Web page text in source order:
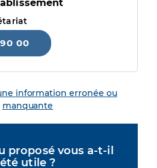
00
information erronée ou
manquante
proposé vous a-t-il
été utile ?